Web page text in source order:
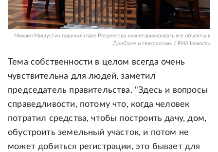
Михаил Мишустин поручил главе Росреестра инвентаризировать все объекты в
Донбассе и Новороссии. / РИА Новости
Тема собственности в целом всегда очень
чувствительна для людей, заметил
председатель правительства. "Здесь и вопросы
справедливости, потому что, когда человек
потратил средства, чтобы построить дачу, дом,
обустроить земельный участок, и потом не
может добиться регистрации, это бывает для